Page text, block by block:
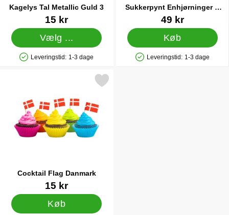
Kagelys Tal Metallic Guld 3
Varenr 2598815 kr
Vælg ...
Produkttilgængelighed: På lager
Leveringstid: 1-3 dage
Sukkerpynt Enhjørninger &
Regnbuer
Varenr 1490849 kr
Køb
Produkttilgængelighed: På lager
Leveringstid: 1-3 dage
Cocktail Flag Danmark
Varenr 3148315 kr
Køb
Markér cocktail Flag Danmark som favorit